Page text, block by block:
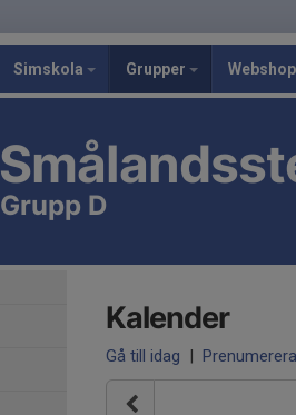
Simskola Grupper Webshop
Grupp D
Kalender
Gå till idag | Prenumerera